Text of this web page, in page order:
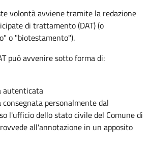
volontà avviene tramite la redazione
di trattamento (DAT) (o
o "biotestamento").
può avvenire sotto forma di:
autenticata
personalmente dal
l'ufficio dello stato civile del Comune di
all'annotazione in un apposito